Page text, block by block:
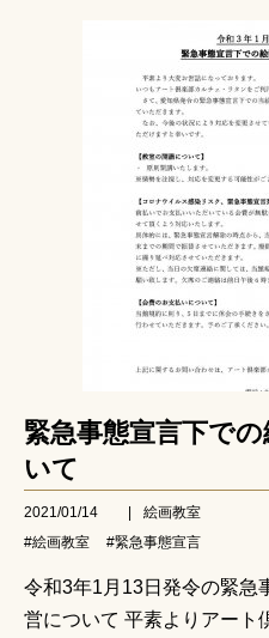
緊急事態宣言下で
いて
2021/01/14
絵画教室
#絵画教室
#緊急事態宣言
令和3年1月13日発令の緊急
営について 平素よりアート